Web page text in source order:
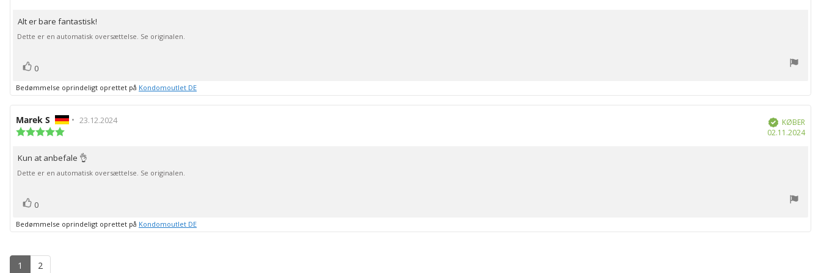
af
5
stjerner
Tekst
til
Alt er bare fantastisk!
Dette er en automatisk oversættelse. Se originalen.
Stem
op
0
Bedømmelse oprindeligt oprettet på Kondomoutlet DE
Forfatter
af
Marek S • Bedømmelsesdato:
23.12.2024
af
5
stjerner
Verificeret
KØBER
02.11.2024
Tekst
til
Kun at anbefale 👌
Dette er en automatisk oversættelse. Se originalen.
Stem
op
0
Bedømmelse oprindeligt oprettet på Kondomoutlet DE
1 2